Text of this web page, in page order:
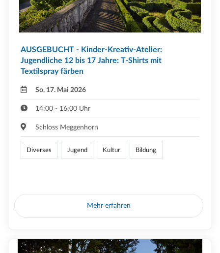
AUSGEBUCHT - Kinder-Kreativ-Atelier:
Jugendliche 12 bis 17 Jahre: T-Shirts mit
Textilspray färben
So, 17. Mai 2026
14:00 - 16:00 Uhr
Schloss Meggenhorn
Diverses Jugend Kultur Bildung
Mehr erfahren